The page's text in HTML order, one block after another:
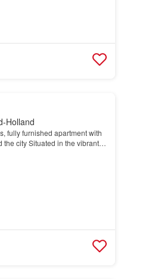
Holland
fully furnished apartment with
city Situated in the vibrant